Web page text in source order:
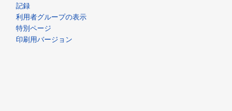
記録
利用者グループの表示
特別ページ
印刷用バージョン